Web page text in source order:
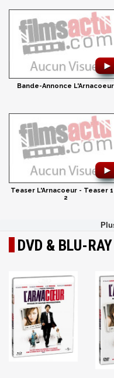
►
Bande-Annonce L'Arnacoeur
►
Teaser L'Arnacoeur - Teaser 1
2
DVD & BLU-RAY